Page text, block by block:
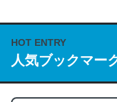
説してる記事が少な
https://
/064121
─GPTの仕組みと限界
HOT ENTRY
人気ブックマー